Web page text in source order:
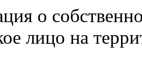
о
лицо на